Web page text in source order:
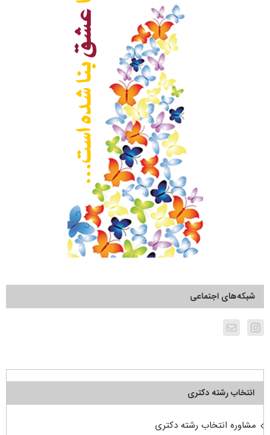
شبکه‌های اجتماعی
انتخاب رشته دکتری
مشاوره انتخاب رشته دکتری